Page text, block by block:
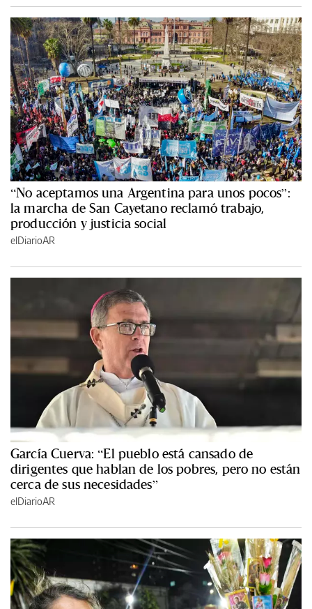
“No aceptamos una Argentina para unos pocos”:
la marcha de San Cayetano reclamó trabajo,
producción y justicia social
elDiarioAR
García Cuerva: “El pueblo está cansado de
dirigentes que hablan de los pobres, pero no están
cerca de sus necesidades”
elDiarioAR